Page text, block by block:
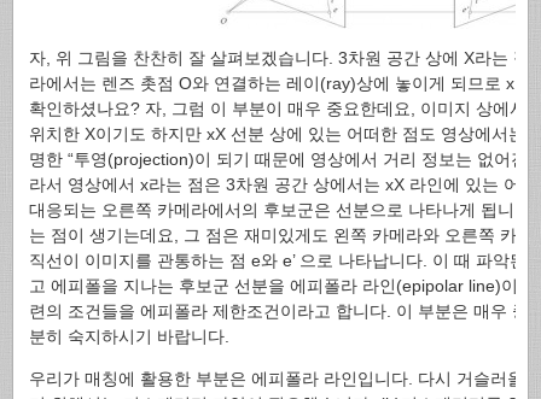
자, 위 그림을 찬찬히 잘 살펴보겠습니다. 3차원 공간 상에 X라는 점
라에서는 렌즈 촛점 O와 연결하는 레이(ray)상에 놓이게 되므로 x로
확인하셨나요? 자, 그럼 이 부분이 매우 중요한데요, 이미지 상에서
위치한 X이기도 하지만 xX 선분 상에 있는 어떠한 점도 영상에서는
명한 “투영(projection)이 되기 때문에 영상에서 거리 정보는 없어진
라서 영상에서 x라는 점은 3차원 공간 상에서는 xX 라인에 있는 어
대응되는 오른쪽 카메라에서의 후보군은 선분으로 나타나게 됩니다
는 점이 생기는데요, 그 점은 재미있게도 왼쪽 카메라와 오른쪽 카메
직선이 이미지를 관통하는 점 e와 e’ 으로 나타납니다. 이 때 파악된
고 에피폴을 지나는 후보군 선분을 에피폴라 라인(epipolar line)이
련의 조건들을 에피폴라 제한조건이라고 합니다. 이 부분은 매우 중
분히 숙지하시기 바랍니다.
우리가 매칭에 활용한 부분은 에피폴라 라인입니다. 다시 거슬러올